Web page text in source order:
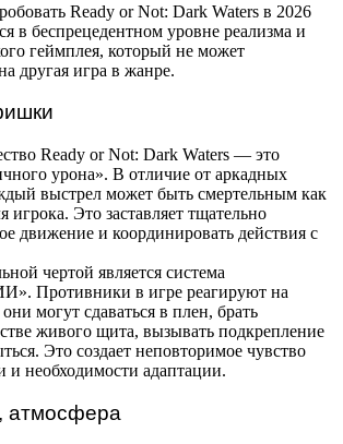
Ready or Not: Dark Waters в 2026
в беспрецедентном уровне реализма и
геймплея, который не может
другая игра в жанре.
Ready or Not: Dark Waters — это
урона». В отличие от аркадных
выстрел может быть смертельным как
игрока. Это заставляет тщательно
движение и координировать действия с
чертой является система
Противники в игре реагируют на
могут сдаваться в плен, брать
живого щита, вызывать подкрепление
Это создает неповторимое чувство
и необходимости адаптации.
атмосфера